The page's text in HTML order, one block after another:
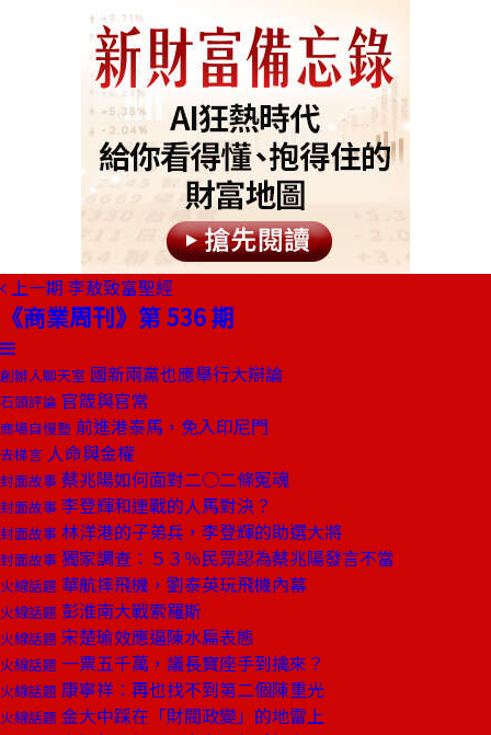
上一期 李敖致富聖經
《商業周刊》第 536 期
創辦人聊天室 國新兩黨也應舉行大辯論
石頭評論 官箴與官常
商場自慢塾 前進港泰馬，免入印尼門
去梯言 人命與金權
封面故事 蔡兆陽如何面對二○二條冤魂
封面故事 李登輝和連戰的人馬對決？
封面故事 林洋港的子弟兵，李登輝的助選大將
封面故事 獨家調查：５３％民眾認為蔡兆陽發言不當
火線話題 華航摔飛機，劉泰英玩飛機內幕
火線話題 彭淮南大戰索羅斯
火線話題 宋楚瑜效應逼陳水扁表態
火線話題 一票五千萬，議長寶座手到擒來？
火線話題 康寧祥：再也找不到第二個陳重光
火線話題 金大中踩在「財閥政變」的地雷上